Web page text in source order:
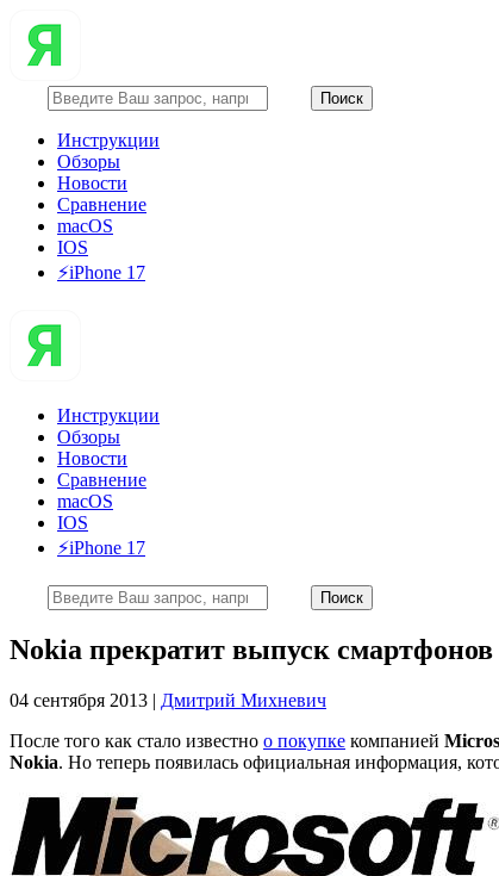
Инструкции
Обзоры
Новости
Сравнение
macOS
IOS
⚡️iPhone 17
Инструкции
Обзоры
Новости
Сравнение
macOS
IOS
⚡️iPhone 17
Nokia прекратит выпуск смартфонов
04 сентября 2013 | Дмитрий Михневич
После того как стало известно о покупке компанией
Nokia. Но теперь появилась официальная информация,